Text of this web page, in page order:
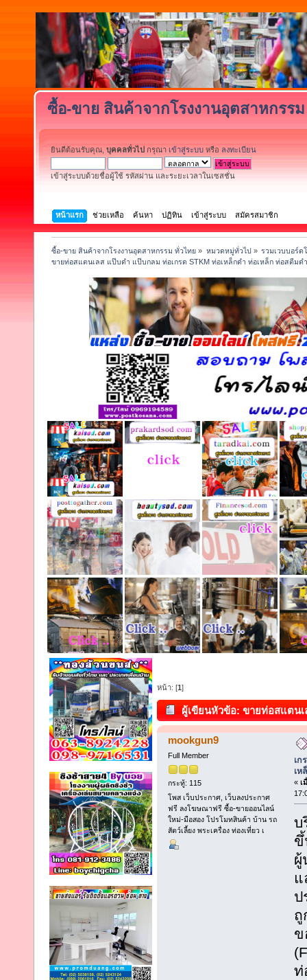
ซื้อ-ขาย สินค้าจากโรงงานอุตสาหกรร
ยินดีต้อนรับคุณ, บุคคลทั่วไป กรุณา เข้าสู่ระบบ หรือ ลงทะเบียน
เข้าสู่ระบบด้วยชื่อผู้ใช้ รหัสผ่าน และระยะเวลาในเซสชั่น
หน้าแรก ช่วยเหลือ ค้นหา ปฏิทิน เข้าสู่ระบบ สมัครสมาชิก
ซื้อ-ขาย สินค้าจากโรงงานอุตสาหกรรม ทั่วไทย » หมวดหมู่ทั่วไป» รวมเวบบอร์ด
ขายท่อสแตนเลส แป๊บดำ แป๊บกลม ท่อเกรด STKM ท่อเหล็กดำ ท่อเหล็ก ท่อสตีมด
หน้า: [1 ]
ผู้เขียนหัวข้อ: ขายท่อสแตน
เหล็กดำ ท่อเหล็ก ท่อสตีมดำ (อ่า
mookgun9
Full Member
กระทู้: 115
โพส เว็บประกาศ, เว็บลงประกาศ
ฟรี ลงโฆษณาฟรี ซื้อ-ขายออนไลน์
ใหม่-มือสอง โปรโมทสินค้า บ้าน รถ
สัตว์เลี้ยง พระเครื่อง ท่องเที่ยว เ
เก
เห
« เ
บ
ขึ้
ผู้
แ
ป
ถู
ข
ท่